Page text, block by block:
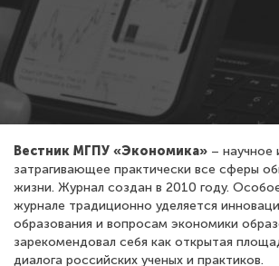
Вестник МГПУ «Экономика» – научное
затрагивающее практически все сферы
жизни. Журнал создан в 2010 году.
журнале традиционно уделяется
образования и вопросам экономики
зарекомендовал себя как открытая
диалога российских ученых и практиков.